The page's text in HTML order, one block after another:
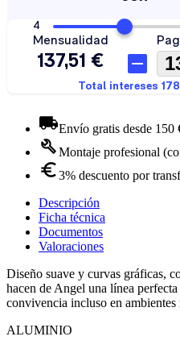
Envío gratis desde 150
Montaje profesional
3% descuento por
Descripción
Ficha técnica
Documentos
Valoraciones
Diseño suave y curvas gráficas,
hacen de Angel una línea
convivencia incluso en ambientes
ALUMINIO